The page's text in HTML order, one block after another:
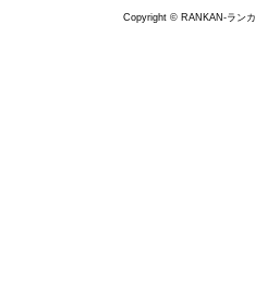
Copyright © RANKAN-ラン